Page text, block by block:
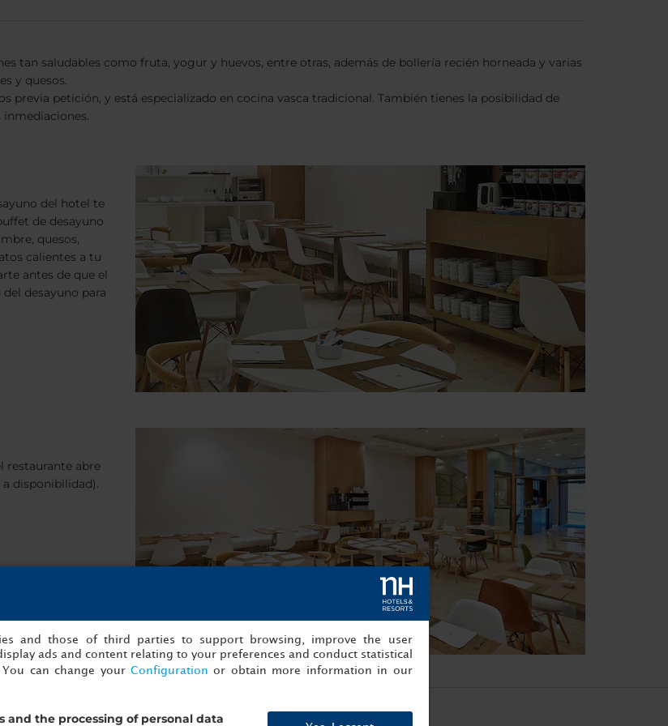
tan saludables como fruta, yogur y huevos, entre otras, además de bollería recién horneada y varias
y quesos.
previa petición, y está especializado en cocina vasca tradicional. También tienes la posibilidad de
del hotel te
de desayuno
quesos,
calientes a tu
antes de que el
desayuno para
restaurante abre
disponibilidad).
and those of third parties to support browsing, improve the user
ads and content relating to your preferences and conduct statistical
can change your Configuration or obtain more information in our
and the processing of personal data